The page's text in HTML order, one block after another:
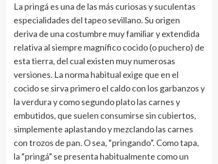
La pringá es una de las más curiosas y suculentas
especialidades del tapeo sevillano. Su origen
deriva de una costumbre muy familiar y extendida
relativa al siempre magnífico cocido (o puchero) de
esta tierra, del cual existen muy numerosas
versiones. La norma habitual exige que en el
cocido se sirva primero el caldo con los garbanzos y
la verdura y como segundo plato las carnes y
embutidos, que suelen consumirse sin cubiertos,
simplemente aplastando y mezclando las carnes
con trozos de pan. O sea, “pringando”. Como tapa,
la “pringá” se presenta habitualmente como un